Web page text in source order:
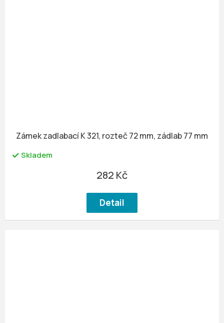
Zámek zadlabací K 321, rozteč 72 mm, zádlab 77 mm
Skladem
282 Kč
Detail